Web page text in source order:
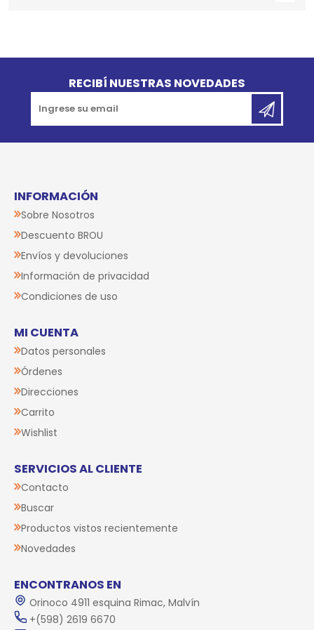
RECIBÍ NUESTRAS NOVEDADES
INFORMACIÓN
Sobre Nosotros
Descuento BROU
Envíos y devoluciones
Información de privacidad
Condiciones de uso
MI CUENTA
Datos personales
Órdenes
Direcciones
Carrito
Wishlist
SERVICIOS AL CLIENTE
Contacto
Buscar
Productos vistos recientemente
Novedades
ENCONTRANOS EN
Orinoco 4911 esquina Rimac, Malvín
+(598) 2619 6670